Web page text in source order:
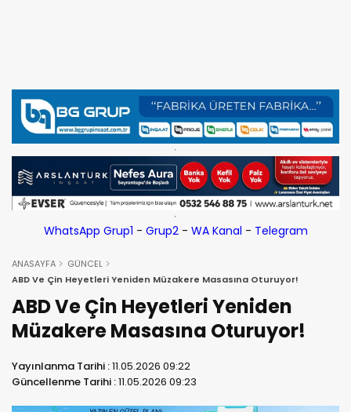
WhatsApp Grup1 - Grup2- WA Kanal - Telegram
ANASAYFA
GÜNCEL
ABD Ve Çin Heyetleri Yeniden Müzakere Masasına Oturuyor!
ABD Ve Çin Heyetleri Yeniden
Müzakere Masasına Oturuyor!
Yayınlanma Tarihi :11.05.2026 09:22
Güncellenme Tarihi :11.05.2026 09:23